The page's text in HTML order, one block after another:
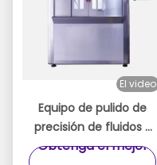
El video
Equipo de pulido de
precisión de fluidos -
Máquina pulidora de
Obtenga el mejor